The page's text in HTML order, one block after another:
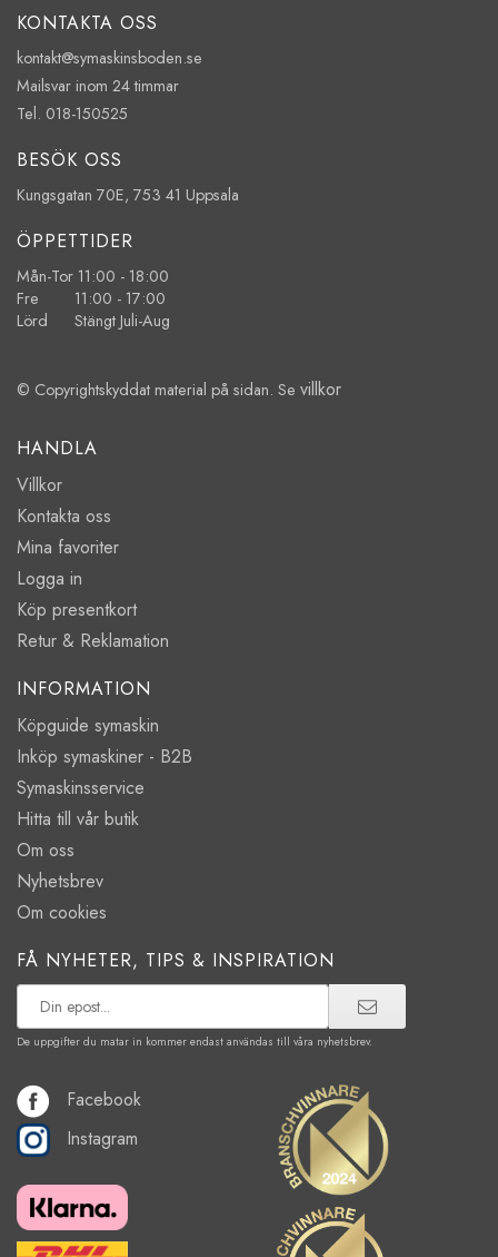
KONTAKTA OSS
kontakt@symaskinsboden.se
Mailsvar inom 24 timmar
Tel. 018-150525
BESÖK OSS
Kungsgatan 70E, 753 41 Uppsala
ÖPPETTIDER
Mån-Tor 11:00 - 18:00
Fre 11:00 - 17:00
Lörd Stängt Juli-Aug
© Copyrightskyddat material på sidan. Se villkor
HANDLA
Villkor
Kontakta oss
Mina favoriter
Logga in
Köp presentkort
Retur & Reklamation
INFORMATION
Köpguide symaskin
Inköp symaskiner - B2B
Symaskinsservice
Hitta till vår butik
Om oss
Nyhetsbrev
Om cookies
FÅ NYHETER, TIPS & INSPIRATION
De uppgifter du matar in kommer endast användas till våra nyhetsbrev.
Facebook
Instagram